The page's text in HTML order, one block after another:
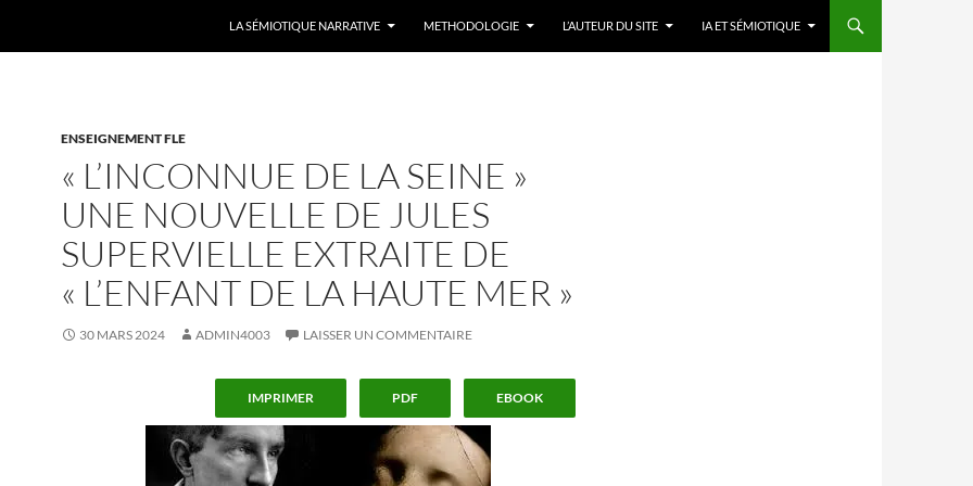
LA SÉMIOTIQUE NARRATIVE METHODOLOGIE L’AUTEUR DU SITE IA ET SÉMIOTIQUE
ENSEIGNEMENT FLE
« L’INCONNUE DE LA SEINE »
UNE NOUVELLE DE JULES
SUPERVIELLE EXTRAITE DE
« L’ENFANT DE LA HAUTE MER »
30 MARS 2024 ADMIN4003 LAISSER UN COMMENTAIRE
IMPRIMER PDF EBOOK